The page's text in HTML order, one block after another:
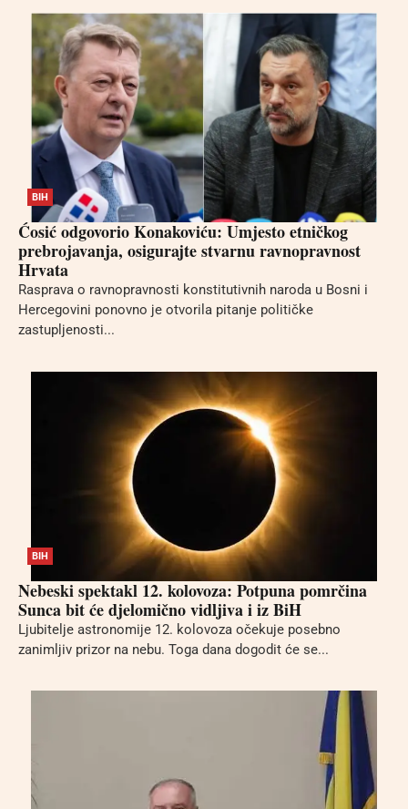
BIH
Ćosić odgovorio Konakoviću: Umjesto etničkog
prebrojavanja, osigurajte stvarnu ravnopravnost
Hrvata
Rasprava o ravnopravnosti konstitutivnih naroda u Bosni i
Hercegovini ponovno je otvorila pitanje političke
zastupljenosti...
BIH
Nebeski spektakl 12. kolovoza: Potpuna pomrčina
Sunca bit će djelomično vidljiva i iz BiH
Ljubitelje astronomije 12. kolovoza očekuje posebno
zanimljiv prizor na nebu. Toga dana dogodit će se...